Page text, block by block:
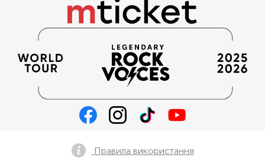
Правила використання